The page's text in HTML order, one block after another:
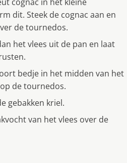
dit. Steek de cognac aan en
de tournedos.
het vlees uit de pan en laat
bedje in het midden van het
de tournedos.
gebakken kriel.
van het vlees over de